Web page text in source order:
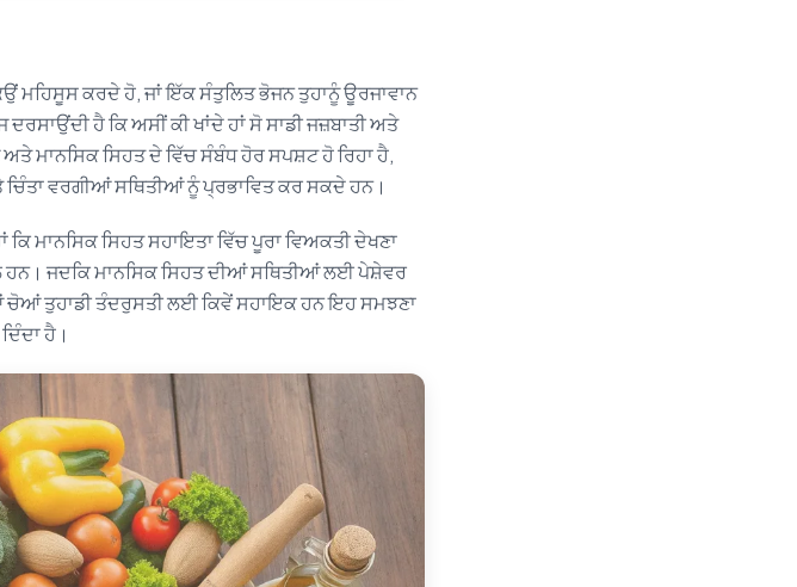
ਮਹਿਸੂਸ ਕਰਦੇ ਹੋ, ਜਾਂ ਇੱਕ ਸੰਤੁਲਿਤ ਭੋਜਨ ਤੁਹਾਨੂੰ ਊਰਜਾਵਾਨ
ਹੈ ਕਿ ਅਸੀਂ ਕੀ ਖਾਂਦੇ ਹਾਂ ਸੋ ਸਾਡੀ ਜਜ਼ਬਾਤੀ ਅਤੇ
ਮਾਨਸਿਕ ਸਿਹਤ ਦੇ ਵਿੱਚ ਸੰਬੰਧ ਹੋਰ ਸਪਸ਼ਟ ਹੋ ਰਿਹਾ ਹੈ,
ਵਰਗੀਆਂ ਸਥਿਤੀਆਂ ਨੂੰ ਪ੍ਰਭਾਵਿਤ ਕਰ ਸਕਦੇ ਹਨ।
ਮਾਨਸਿਕ ਸਿਹਤ ਸਹਾਇਤਾ ਵਿੱਚ ਪੂਰਾ ਵਿਅਕਤੀ ਦੇਖਣਾ
ਹਨ। ਜਦਕਿ ਮਾਨਸਿਕ ਸਿਹਤ ਦੀਆਂ ਸਥਿਤੀਆਂ ਲਈ ਪੇਸ਼ੇਵਰ
ਚੋਆਂ ਤੁਹਾਡੀ ਤੰਦਰੁਸਤੀ ਲਈ ਕਿਵੇਂ ਸਹਾਇਕ ਹਨ ਇਹ ਸਮਝਣਾ
ਹੈ।